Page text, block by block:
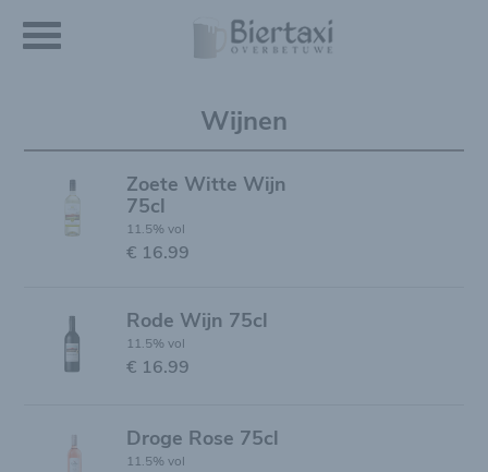
Wijnen
Zoete Witte Wijn
75cl
11.5% vol
€ 16.99
Rode Wijn 75cl
11.5% vol
€ 16.99
Droge Rose 75cl
11.5% vol